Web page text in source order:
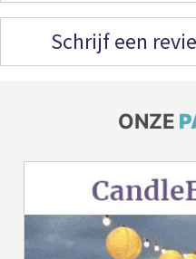
Schrijf een
ONZE